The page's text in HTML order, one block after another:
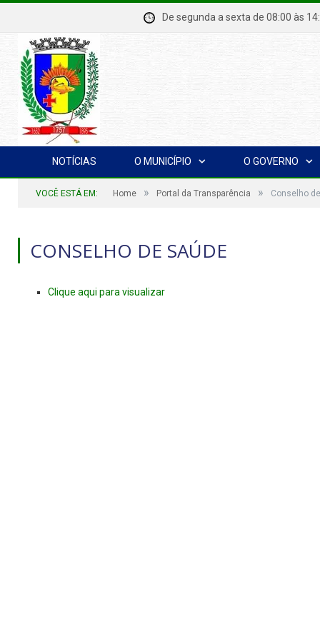
De segunda a sexta de 08:00
NOTÍCIAS O MUNICÍPIO O GOVERNO
VOCÊ ESTÁ EM: Home » Portal da Transparência » Conselho
CONSELHO DE SAÚDE
Clique aqui para visualizar